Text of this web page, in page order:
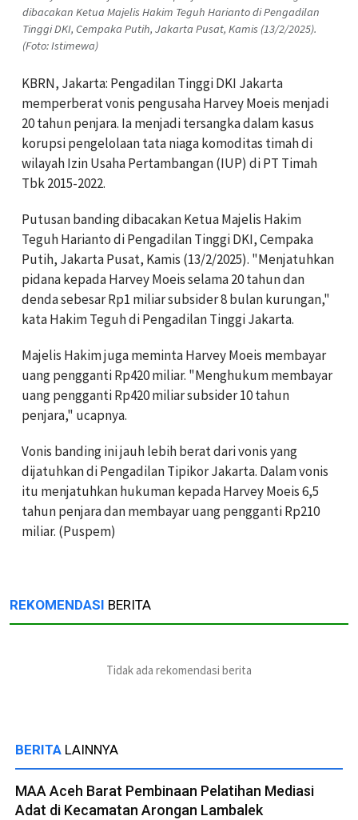
dibacakan Ketua Majelis Hakim Teguh Harianto di Pengadilan
Tinggi DKI, Cempaka Putih, Jakarta Pusat, Kamis (13/2/2025).
(Foto: Istimewa)
KBRN, Jakarta: Pengadilan Tinggi DKI Jakarta
memperberat vonis pengusaha Harvey Moeis menjadi
20 tahun penjara. Ia menjadi tersangka dalam kasus
korupsi pengelolaan tata niaga komoditas timah di
wilayah Izin Usaha Pertambangan (IUP) di PT Timah
Tbk 2015-2022.
Putusan banding dibacakan Ketua Majelis Hakim
Teguh Harianto di Pengadilan Tinggi DKI, Cempaka
Putih, Jakarta Pusat, Kamis (13/2/2025). "Menjatuhkan
pidana kepada Harvey Moeis selama 20 tahun dan
denda sebesar Rp1 miliar subsider 8 bulan kurungan,"
kata Hakim Teguh di Pengadilan Tinggi Jakarta.
Majelis Hakim juga meminta Harvey Moeis membayar
uang pengganti Rp420 miliar. "Menghukum membayar
uang pengganti Rp420 miliar subsider 10 tahun
penjara," ucapnya.
Vonis banding ini jauh lebih berat dari vonis yang
dijatuhkan di Pengadilan Tipikor Jakarta. Dalam vonis
itu menjatuhkan hukuman kepada Harvey Moeis 6,5
tahun penjara dan membayar uang pengganti Rp210
miliar. (Puspem)
REKOMENDASI BERITA
Tidak ada rekomendasi berita
BERITA LAINNYA
MAA Aceh Barat Pembinaan Pelatihan Mediasi
Adat di Kecamatan Arongan Lambalek